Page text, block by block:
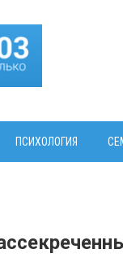
ПСИХОЛОГИЯ